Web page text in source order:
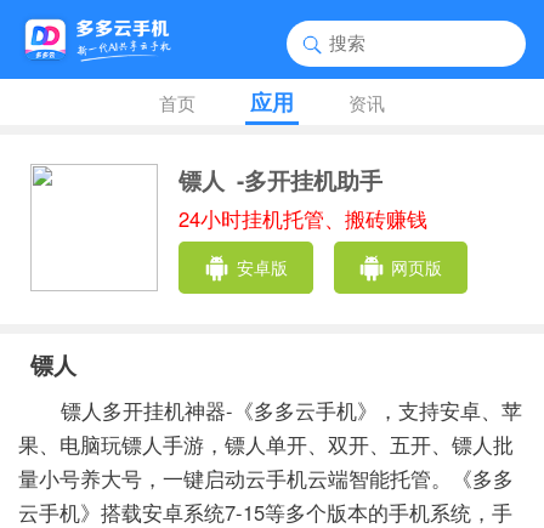
首页 应用 资讯
镖人 -多开挂机助手
24小时挂机托管、搬砖赚钱
安卓版 网页版
镖人
镖人多开挂机神器-《多多云手机》，支持安卓、苹
果、电脑玩镖人手游，镖人单开、双开、五开、镖人批
量小号养大号，一键启动云手机云端智能托管。《多多
云手机》搭载安卓系统7-15等多个版本的手机系统，手